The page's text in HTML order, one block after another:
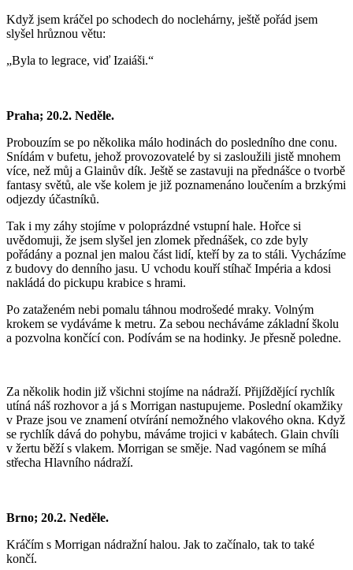
Když jsem kráčel po schodech do noclehárny, ještě pořád jsem
slyšel hrůznou větu:
„Byla to legrace, viď Izaiáši.“
Praha; 20.2. Neděle.
Probouzím se po několika málo hodinách do posledního dne conu.
Snídám v bufetu, jehož provozovatelé by si zasloužili jistě mnohem
více, než můj a Glainův dík. Ještě se zastavuji na přednášce o tvorbě
fantasy světů, ale vše kolem je již poznamenáno loučením a brzkými
odjezdy účastníků.
Tak i my záhy stojíme v poloprázdné vstupní hale. Hořce si
uvědomuji, že jsem slyšel jen zlomek přednášek, co zde byly
pořádány a poznal jen malou část lidí, kteří by za to stáli. Vycházíme
z budovy do denního jasu. U vchodu kouří stíhač Impéria a kdosi
nakládá do pickupu krabice s hrami.
Po zataženém nebi pomalu táhnou modrošedé mraky. Volným
krokem se vydáváme k metru. Za sebou necháváme základní školu
a pozvolna končící con. Podívám se na hodinky. Je přesně poledne.
Za několik hodin již všichni stojíme na nádraží. Přijíždějící rychlík
utíná náš rozhovor a já s Morrigan nastupujeme. Poslední okamžiky
v Praze jsou ve znamení otvírání nemožného vlakového okna. Když
se rychlík dává do pohybu, máváme trojici v kabátech. Glain chvíli
v žertu běží s vlakem. Morrigan se směje. Nad vagónem se míhá
střecha Hlavního nádraží.
Brno; 20.2. Neděle.
Kráčím s Morrigan nádražní halou. Jak to začínalo, tak to také
končí.